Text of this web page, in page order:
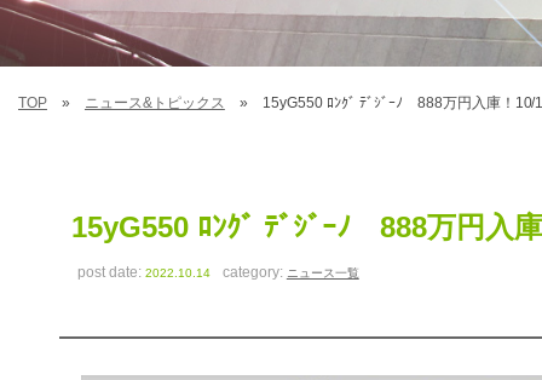
TOP ニュース&トピックス 15yG550 ﾛﾝｸﾞ ﾃﾞｼﾞｰﾉ 888万円入庫！10/
15yG550 ﾛﾝｸﾞ ﾃﾞｼﾞｰﾉ 888万円入
post date:2022.10.14 category: ニュース一覧